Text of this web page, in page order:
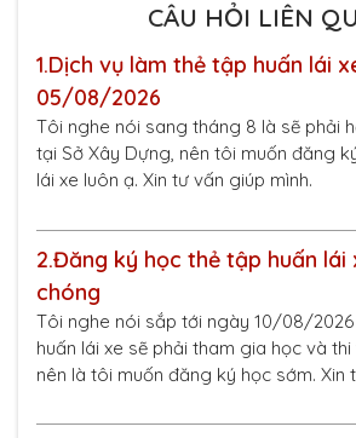
CÂU HỎI LIÊN
1.Dịch vụ làm thẻ tập huấn lái
05/08/2026
Tôi nghe nói sang tháng 8 là sẽ phải
tại Sở Xây Dựng, nên tôi muốn đăng
lái xe luôn ạ. Xin tư vấn giúp mình.
2.Đăng ký học thẻ tập huấn lái
chóng
Tôi nghe nói sắp tới ngày 10/08/
huấn lái xe sẽ phải tham gia học và
nên là tôi muốn đăng ký học sớm. Xin